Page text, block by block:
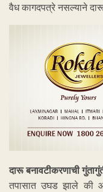
वैध कागदपत्रे नसल्याने
दारू बनावटीकरणाची
तपासात उघड झाले की